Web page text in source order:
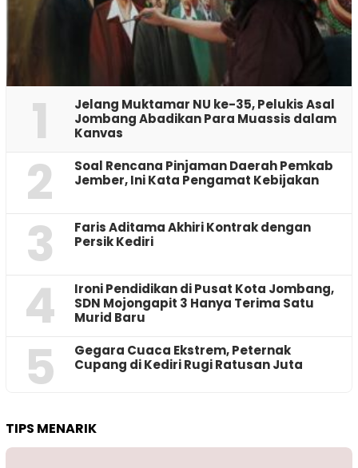
1
Jelang Muktamar NU ke-35, Pelukis Asal
Jombang Abadikan Para Muassis dalam
Kanvas
2
‎Soal Rencana Pinjaman Daerah Pemkab
Jember, Ini Kata Pengamat Kebijakan ‎
3
Faris Aditama Akhiri Kontrak dengan
Persik Kediri
4
Ironi Pendidikan di Pusat Kota Jombang,
SDN Mojongapit 3 Hanya Terima Satu
Murid Baru
5
‎Gegara Cuaca Ekstrem, Peternak
Cupang di Kediri Rugi Ratusan Juta
TIPS MENARIK